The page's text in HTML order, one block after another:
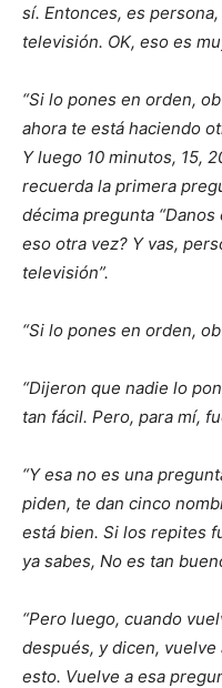
sí. Entonces, es
televisión. OK, eso es
“Si lo pones en orden,
ahora te está haciendo
Y luego 10 minutos, 15,
recuerda la primera
décima pregunta
eso otra vez? Y vas,
televisión”.
“Si lo pones en orden,
“Dijeron que nadie lo
tan fácil. Pero, para mí,
“Y esa no es una
piden, te dan cinco
está bien. Si los repites
ya sabes, No es tan
“Pero luego, cuando
después, y dicen,
esto. Vuelve a esa